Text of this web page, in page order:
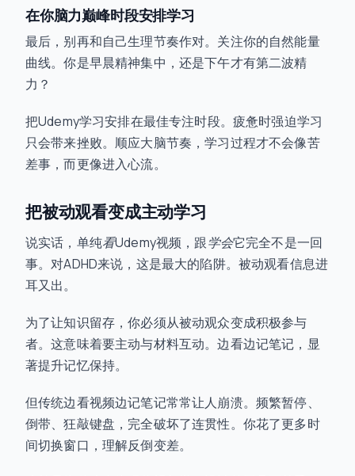
在你脑力巅峰时段安排学习
最后，别再和自己生理节奏作对。关注你的自然能量
曲线。你是早晨精神集中，还是下午才有第二波精
力？
把Udemy学习安排在最佳专注时段。疲惫时强迫学习
只会带来挫败。顺应大脑节奏，学习过程才不会像苦
差事，而更像进入心流。
把被动观看变成主动学习
说实话，单纯看Udemy视频，跟学会它完全不是一回
事。对ADHD来说，这是最大的陷阱。被动观看信息进
耳又出。
为了让知识留存，你必须从被动观众变成积极参与
者。这意味着要主动与材料互动。边看边记笔记，显
著提升记忆保持。
但传统边看视频边记笔记常常让人崩溃。频繁暂停、
倒带、狂敲键盘，完全破坏了连贯性。你花了更多时
间切换窗口，理解反倒变差。